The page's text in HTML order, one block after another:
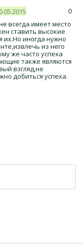
0
всегда имеет место
ставить высокие
их.Но иногда нужно
из него
же часто успеха
также являются
взгляд,не
добиться успеха.